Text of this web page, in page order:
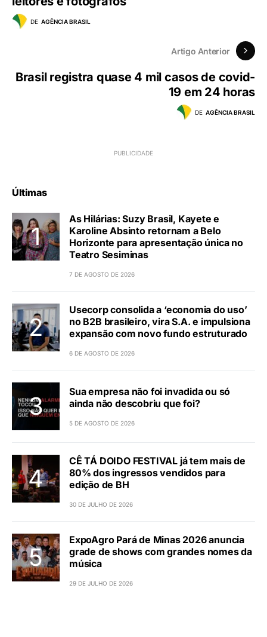
DE AGÊNCIA BRASIL
Artigo Anterior
Brasil registra quase 4 mil casos de covid-
19 em 24 horas
DE AGÊNCIA BRASIL
Últimas
As Hilárias: Suzy Brasil, Kayete e
Karoline Absinto retornam a Belo
Horizonte para apresentação única no
Teatro Sesiminas
7 DE AGOSTO DE 2026
Usecorp consolida a ‘economia do uso’
no B2B brasileiro, vira S.A. e impulsiona
expansão com novo fundo estruturado
6 DE AGOSTO DE 2026
Sua empresa não foi invadida ou só
ainda não descobriu que foi?
5 DE AGOSTO DE 2026
CÊ TÁ DOIDO FESTIVAL já tem mais de
80% dos ingressos vendidos para
edição de BH
30 DE JULHO DE 2026
ExpoAgro Pará de Minas 2026 anuncia
grade de shows com grandes nomes da
música
29 DE JULHO DE 2026